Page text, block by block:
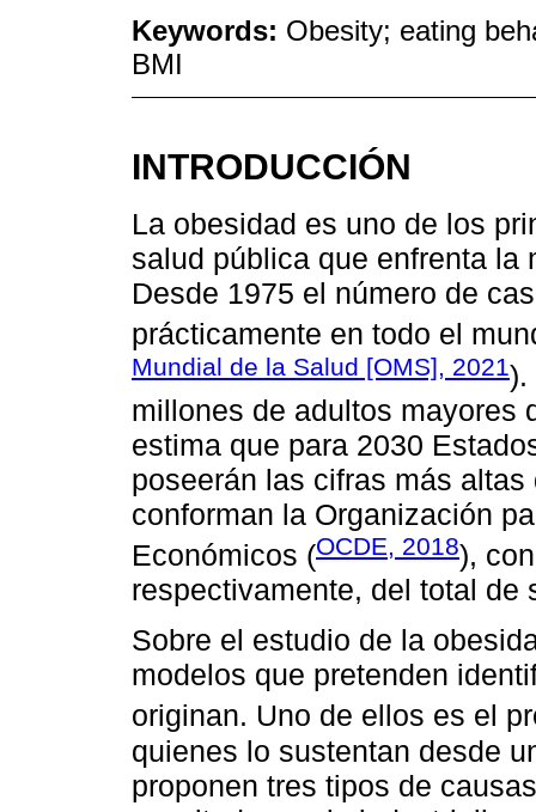
Keywords: Obesity; eating
BMI
INTRODUCCIÓN
La obesidad es uno de los
salud pública que enfrenta
Desde 1975 el número de
prácticamente en todo el
Mundial de la Salud [OMS], 2021).
millones de adultos mayores
estima que para 2030
poseerán las cifras más
conforman la Organización
Económicos (OCDE, 2018),
respectivamente, del total de
Sobre el estudio de la
modelos que pretenden
originan. Uno de ellos es el
quienes lo sustentan desde
proponen tres tipos de